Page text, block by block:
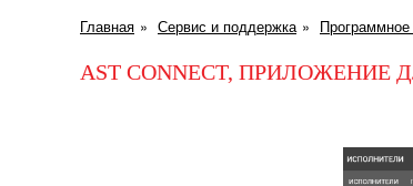
Главная Сервис и поддержка
AST CONNECT, ПРИЛОЖЕНИЕ